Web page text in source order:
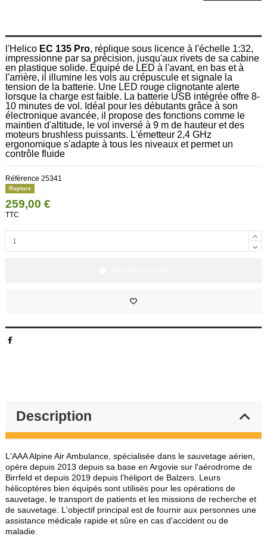
l'Helico EC 135 Pro, réplique sous licence à l'échelle 1:32,
impressionne par sa précision, jusqu'aux rivets de sa cabine
en plastique solide. Équipé de LED à l'avant, en bas et à
l'arrière, il illumine les vols au crépuscule et signale la
tension de la batterie. Une LED rouge clignotante alerte
lorsque la charge est faible. La batterie USB intégrée offre 8-
10 minutes de vol. Idéal pour les débutants grâce à son
électronique avancée, il propose des fonctions comme le
maintien d'altitude, le vol inversé à 9 m de hauteur et des
moteurs brushless puissants. L'émetteur 2,4 GHz
ergonomique s'adapte à tous les niveaux et permet un
contrôle fluide
Référence 25341
Rupture
259,00 €
TTC
Description
L'AAA Alpine Air Ambulance, spécialisée dans le sauvetage aérien,
opère depuis 2013 depuis sa base en Argovie sur l'aérodrome de
Birrfeld et depuis 2019 depuis l'héliport de Balzers. Leurs
hélicoptères bien équipés sont utilisés pour les opérations de
sauvetage, le transport de patients et les missions de recherche et
de sauvetage. L'objectif principal est de fournir aux personnes une
assistance médicale rapide et sûre en cas d'accident ou de
maladie.